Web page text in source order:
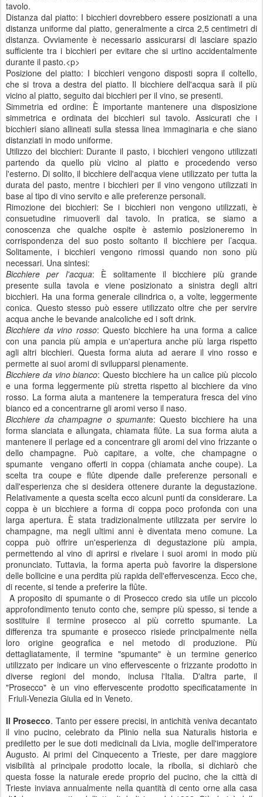
tavolo.
Distanza dal piatto: I bicchieri dovrebbero essere posizionati a una
distanza uniforme dal piatto, generalmente a circa 2,5 centimetri di
distanza. Ovviamente è necessario assicurarsi di lasciare spazio
sufficiente tra i bicchieri per evitare che si urtino accidentalmente
durante il pasto.<p>
Posizione del piatto: I bicchieri vengono disposti sopra il coltello,
che si trova a destra del piatto. Il bicchiere dell'acqua sarà il più
vicino al piatto, seguito dai bicchieri per il vino, se presenti.
Simmetria ed ordine: È importante mantenere una disposizione
simmetrica e ordinata dei bicchieri sul tavolo. Assicurati che i
bicchieri siano allineati sulla stessa linea immaginaria e che siano
distanziati in modo uniforme.
Utilizzo dei bicchieri: Durante il pasto, i bicchieri vengono utilizzati
partendo da quello più vicino al piatto e procedendo verso
l'esterno. Di solito, il bicchiere dell'acqua viene utilizzato per tutta la
durata del pasto, mentre i bicchieri per il vino vengono utilizzati in
base al tipo di vino servito e alle preferenze personali.
Rimozione dei bicchieri: Se i bicchieri non vengono utilizzati, è
consuetudine rimuoverli dal tavolo. In pratica, se siamo a
conoscenza che qualche ospite è astemio posizioneremo in
corrispondenza del suo posto soltanto il bicchiere per l’acqua.
Solitamente, i bicchieri vengono rimossi quando non sono più
necessari. Una sintesi:
Bicchiere per l'acqua: È solitamente il bicchiere più grande
presente sulla tavola e viene posizionato a sinistra degli altri
bicchieri. Ha una forma generale cilindrica o, a volte, leggermente
conica. Questo stesso può essere utilizzato oltre che per servire
acqua anche le bevande analcoliche ed i soft drink.
Bicchiere da vino rosso: Questo bicchiere ha una forma a calice
con una pancia più ampia e un'apertura anche più larga rispetto
agli altri bicchieri. Questa forma aiuta ad aerare il vino rosso e
permette ai suoi aromi di svilupparsi pienamente.
Bicchiere da vino bianco: Questo bicchiere ha un calice più piccolo
e una forma leggermente più stretta rispetto al bicchiere da vino
rosso. La forma aiuta a mantenere la temperatura fresca del vino
bianco ed a concentrarne gli aromi verso il naso.
Bicchiere da champagne o spumante: Questo bicchiere ha una
forma slanciata e allungata, chiamata flûte. La sua forma aiuta a
mantenere il perlage ed a concentrare gli aromi del vino frizzante o
dello champagne. Può capitare, a volte, che champagne o
spumante vengano offerti in coppa (chiamata anche coupe). La
scelta tra coupe e flûte dipende dalle preferenze personali e
dall'esperienza che si desidera ottenere durante la degustazione.
Relativamente a questa scelta ecco alcuni punti da considerare. La
coppa è un bicchiere a forma di coppa poco profonda con una
larga apertura. È stata tradizionalmente utilizzata per servire lo
champagne, ma negli ultimi anni è diventata meno comune. La
coppa può offrire un'esperienza di degustazione più ampia,
permettendo al vino di aprirsi e rivelare i suoi aromi in modo più
pronunciato. Tuttavia, la forma aperta può favorire la dispersione
delle bollicine e una perdita più rapida dell'effervescenza. Ecco che,
di recente, si tende a preferire la flûte.
A proposito di spumante o di Prosecco credo sia utile un piccolo
approfondimento tenuto conto che, sempre più spesso, si tende a
sostituire il termine prosecco al più corretto spumante. La
differenza tra spumante e prosecco risiede principalmente nella
loro origine geografica e nel metodo di produzione. Più
dettagliatamente, il termine "spumante" è un termine generico
utilizzato per indicare un vino effervescente o frizzante prodotto in
diverse regioni del mondo, inclusa l'Italia. D'altra parte, il
"Prosecco" è un vino effervescente prodotto specificatamente in
Friuli-Venezia Giulia ed in Veneto.
Il Prosecco. Tanto per essere precisi, in antichità veniva decantato
il vino pucino, celebrato da Plinio nella sua Naturalis historia e
prediletto per le sue doti medicinali da Livia, moglie dell'imperatore
Augusto. Ai primi del Cinquecento a Trieste, per dare maggiore
visibilità al principale prodotto locale, la ribolla, si dichiarò che
questa fosse la naturale erede proprio del pucino, che la città di
Trieste inviava annualmente nella quantità di cento orne alla casa